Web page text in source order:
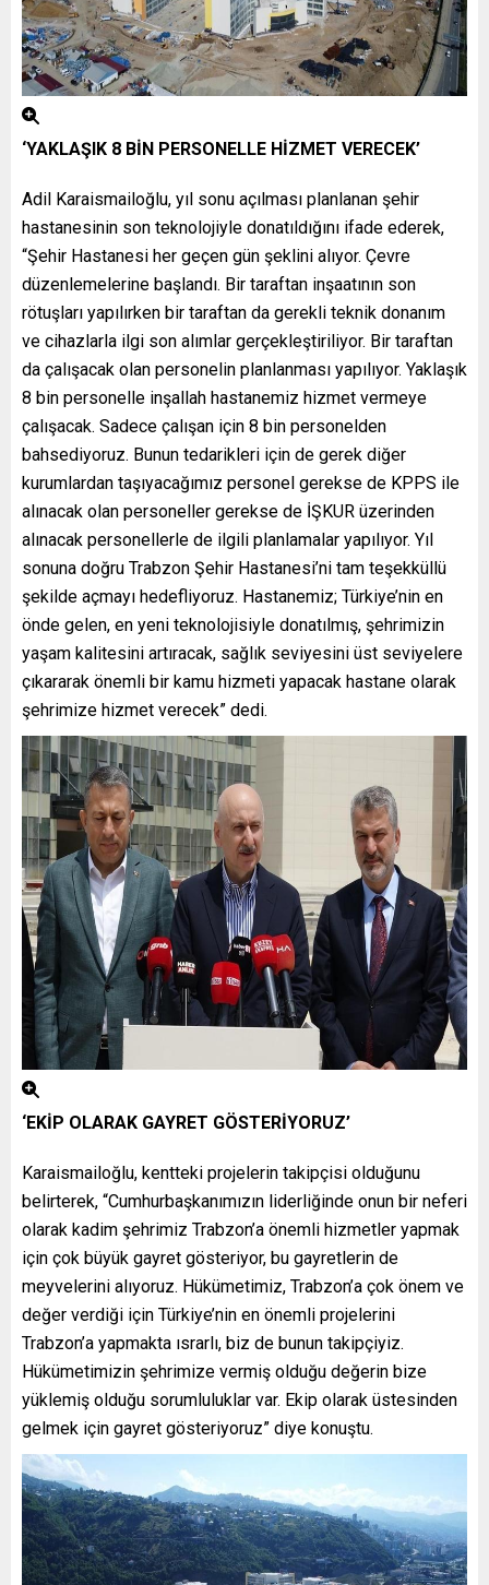
‘YAKLAŞIK 8 BİN PERSONELLE HİZMET VERECEK’
Adil Karaismailoğlu, yıl sonu açılması planlanan şehir
hastanesinin son teknolojiyle donatıldığını ifade ederek,
“Şehir Hastanesi her geçen gün şeklini alıyor. Çevre
düzenlemelerine başlandı. Bir taraftan inşaatının son
rötuşları yapılırken bir taraftan da gerekli teknik donanım
ve cihazlarla ilgi son alımlar gerçekleştiriliyor. Bir taraftan
da çalışacak olan personelin planlanması yapılıyor. Yaklaşık
8 bin personelle inşallah hastanemiz hizmet vermeye
çalışacak. Sadece çalışan için 8 bin personelden
bahsediyoruz. Bunun tedarikleri için de gerek diğer
kurumlardan taşıyacağımız personel gerekse de KPPS ile
alınacak olan personeller gerekse de İŞKUR üzerinden
alınacak personellerle de ilgili planlamalar yapılıyor. Yıl
sonuna doğru Trabzon Şehir Hastanesi’ni tam teşekküllü
şekilde açmayı hedefliyoruz. Hastanemiz; Türkiye’nin en
önde gelen, en yeni teknolojisiyle donatılmış, şehrimizin
yaşam kalitesini artıracak, sağlık seviyesini üst seviyelere
çıkararak önemli bir kamu hizmeti yapacak hastane olarak
şehrimize hizmet verecek” dedi.
‘EKİP OLARAK GAYRET GÖSTERİYORUZ’
Karaismailoğlu, kentteki projelerin takipçisi olduğunu
belirterek, “Cumhurbaşkanımızın liderliğinde onun bir neferi
olarak kadim şehrimiz Trabzon’a önemli hizmetler yapmak
için çok büyük gayret gösteriyor, bu gayretlerin de
meyvelerini alıyoruz. Hükümetimiz, Trabzon’a çok önem ve
değer verdiği için Türkiye’nin en önemli projelerini
Trabzon’a yapmakta ısrarlı, biz de bunun takipçiyiz.
Hükümetimizin şehrimize vermiş olduğu değerin bize
yüklemiş olduğu sorumluluklar var. Ekip olarak üstesinden
gelmek için gayret gösteriyoruz” diye konuştu.